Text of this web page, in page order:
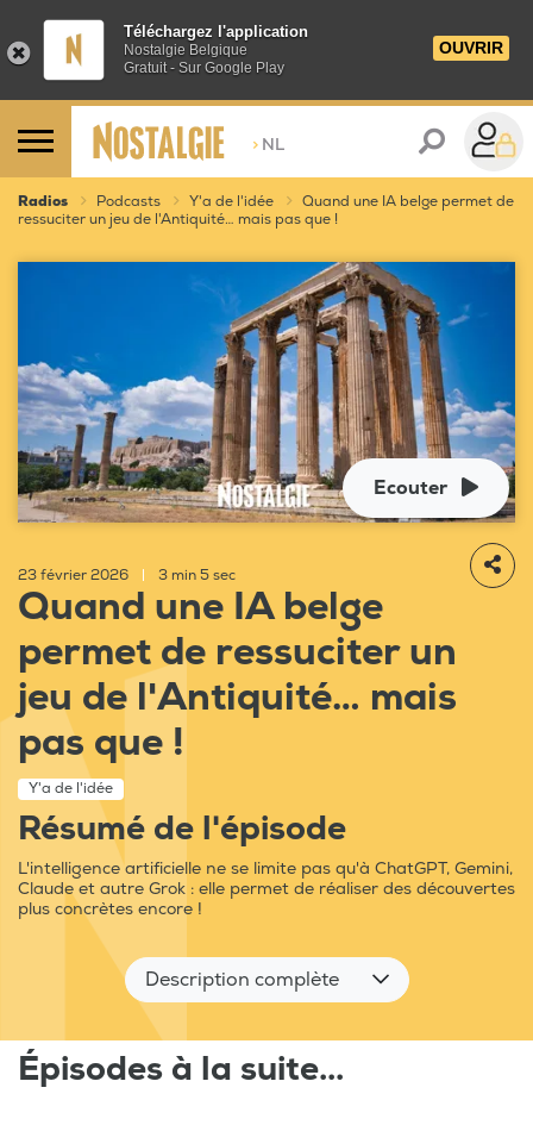
Téléchargez l'application
Nostalgie Belgique
Gratuit - Sur Google Play
OUVRIR
> NL
Radios Podcasts Y'a de l'idée
Quand une IA belge permet de
ressuciter un jeu de l'Antiquité… mais pas que !
Ecouter
23 février 2026 3 min 5 sec
Quand une IA belge
permet de ressuciter un
jeu de l'Antiquité… mais
pas que !
Y'a de l'idée
Résumé de l'épisode
L'intelligence artificielle ne se limite pas qu'à ChatGPT, Gemini,
Claude et autre Grok : elle permet de réaliser des découvertes
plus concrètes encore !
Description complète
Épisodes à la suite...